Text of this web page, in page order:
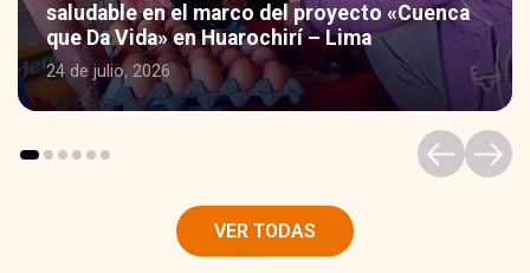
Proyecto Mujeres Emprendedoras de
Ayabaca consolida logros durante el 2025
22 de enero, 2026
VER TODAS